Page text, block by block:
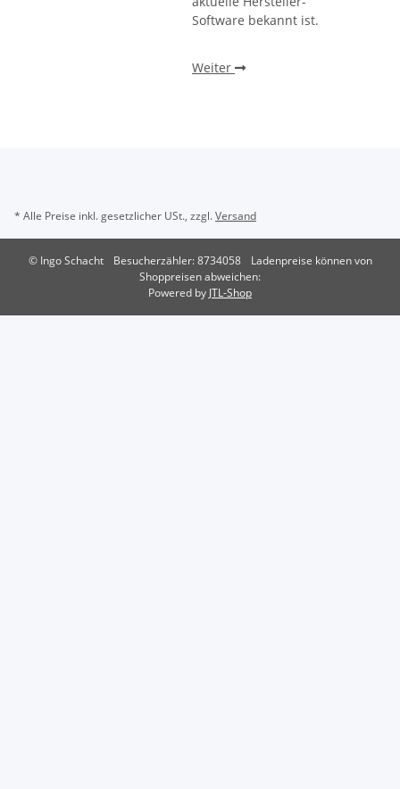
Software bekannt ist.
Weiter
* Alle Preise inkl. gesetzlicher USt., zzgl.Versand
© Ingo Schacht Besucherzähler: 8734058
Ladenpreise können von
Shoppreisen abweichen:
Powered by JTL-Shop